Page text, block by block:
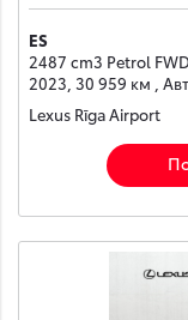
ES
2487 cm3 Petrol
2023, 30 959 км ,
Lexus Rīga Airport